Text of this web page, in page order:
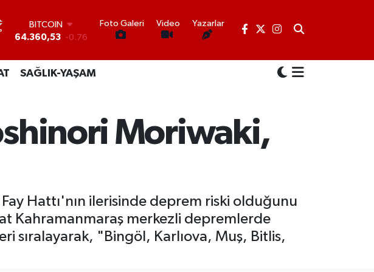
DOLAR
47,7069
0.17
55,0265 0.01
STERLİN
BİST100
64
Foto Galeri Video Yazarlar
SAĞLIK-YAŞAM
Moriwaki,
Hattı'nın ilerisinde deprem riski olduğunu
Kahramanmaraş merkezli depremlerde
sıralayarak, "Bingöl, Karlıova, Muş, Bitlis,